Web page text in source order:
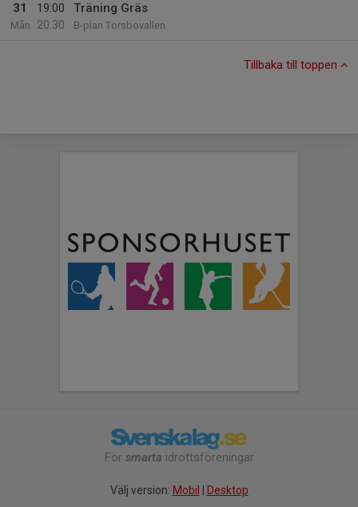
31
Mån
19:00
20:30
Träning Gräs
B-plan Torsbovallen
Tillbaka till toppen
För smarta idrottsföreningar
Välj version: Mobil Desktop